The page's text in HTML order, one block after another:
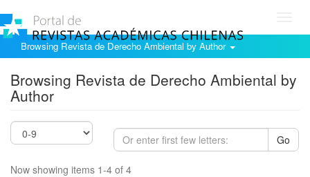
Browsing Revista de Derecho Ambiental by Author
Browsing Revista de Derecho Ambiental by
Author
Go
Now showing items 1-4 of 4